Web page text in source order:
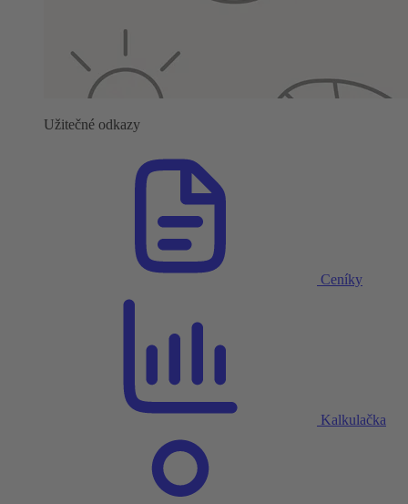
Užitečné odkazy
Ceníky
Kalkulačka